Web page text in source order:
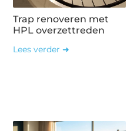
Trap renoveren met
HPL overzettreden
Lees verder ➜